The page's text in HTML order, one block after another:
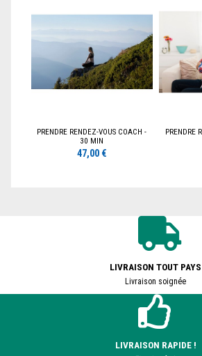
PRENDRE RENDEZ-VOUS COACH -
30 MIN
47,00 €
PRENDRE
LIVRAISON TOUT PAYS
Livraison soignée
LIVRAISON RAPIDE !